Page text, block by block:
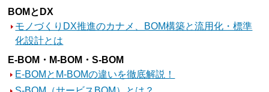
BOMとDX
モノづくりDX推進のカナメ、BOM構築と流用化・標準
化設計とは
E-BOM・M-BOM・S-BOM
E-BOMとM-BOMの違いを徹底解説！